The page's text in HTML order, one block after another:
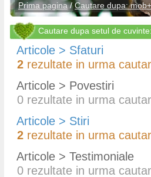
Prima pagina/Cautare dupa:
Cautare dupa setul de
Articole > Sfaturi
2 rezultate in urma
Articole > Povestiri
0 rezultate in urma
Articole > Stiri
2 rezultate in urma
Articole > Testimoniale
0 rezultate in urma